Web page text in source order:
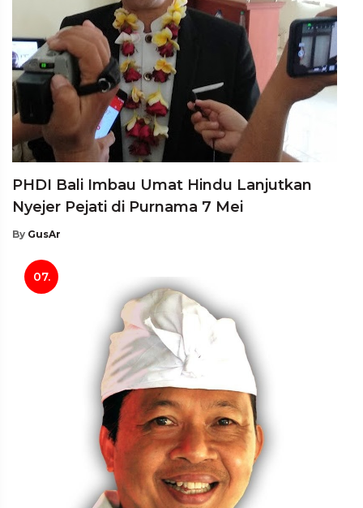
PHDI Bali Imbau Umat Hindu Lanjutkan
Nyejer Pejati di Purnama 7 Mei
By GusAr
07.